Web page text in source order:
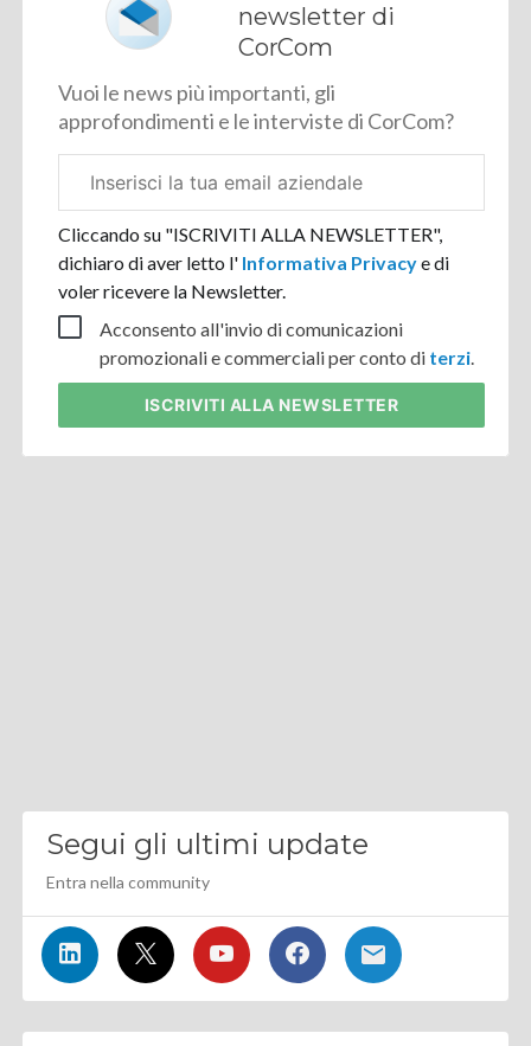
newsletter di
CorCom
Vuoi le news più importanti, gli
approfondimenti e le interviste di CorCom?
aziendale
Cliccando su "ISCRIVITI ALLA NEWSLETTER",
dichiaro di aver letto l' Informativa Privacye di
voler ricevere la Newsletter.
Acconsento all'invio di comunicazioni
promozionali e commerciali per conto di terzi.
ISCRIVITI ALLA NEWSLETTER
Segui gli ultimi update
Entra nella community